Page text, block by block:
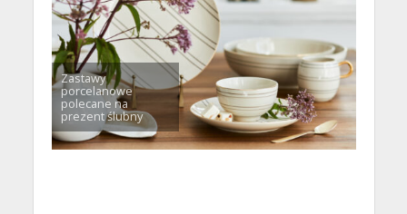
Zastawy
porcelanowe
polecane na
prezent ślubny